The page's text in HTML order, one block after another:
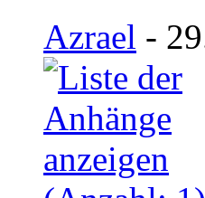
Azrael -